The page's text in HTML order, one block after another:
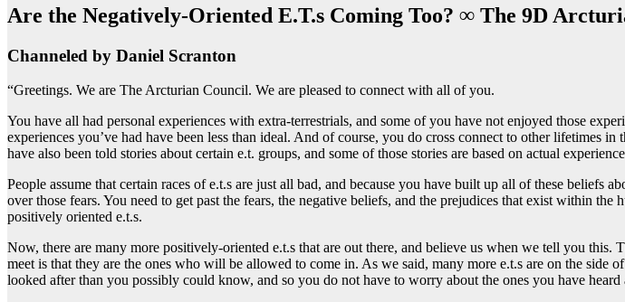
Are the Negatively-Oriented E.T.s Coming Too? ∞ The 9D
Channeled by Daniel Scranton
“Greetings. We are The Arcturian Council. We are pleased to connect with all of you.
You have all had personal experiences with extra-terrestrials, and some of you have not enjoyed those
experiences you’ve had have been less than ideal. And of course, you do cross connect to other lifetimes
have also been told stories about certain e.t. groups, and some of those stories are based on actual
People assume that certain races of e.t.s are just all bad, and because you have built up all of these
over those fears. You need to get past the fears, the negative beliefs, and the prejudices that exist within
positively oriented e.t.s.
Now, there are many more positively-oriented e.t.s that are out there, and believe us when we tell you
meet is that they are the ones who will be allowed to come in. As we said, many more e.t.s are on the
looked after than you possibly could know, and so you do not have to worry about the ones you have heard